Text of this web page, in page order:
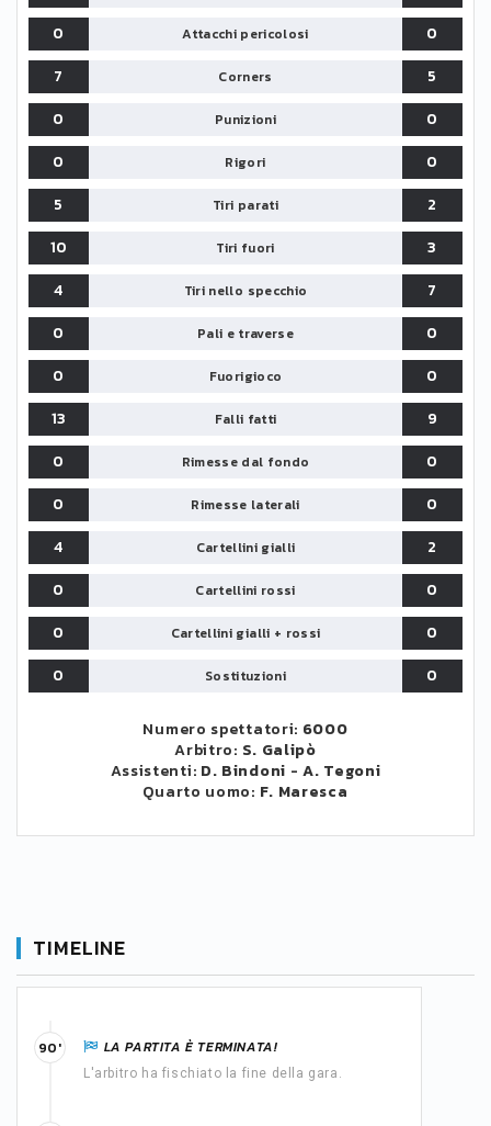
0
Attacchi pericolosi
0
7
Corners
5
0
Punizioni
0
0
Rigori
0
5
Tiri parati
2
10
Tiri fuori
3
4
Tiri nello specchio
7
0
Pali e traverse
0
0
Fuorigioco
0
13
Falli fatti
9
0
Rimesse dal fondo
0
0
Rimesse laterali
0
4
Cartellini gialli
2
0
Cartellini rossi
0
0
Cartellini gialli + rossi
0
0
Sostituzioni 0
Numero spettatori: 6000
Arbitro: S. Galipò
Assistenti: D. Bindoni -A. Tegoni
Quarto uomo: F. Maresca
TIMELINE
LA PARTITA È TERMINATA!
L'arbitro ha fischiato la fine della gara.
90'